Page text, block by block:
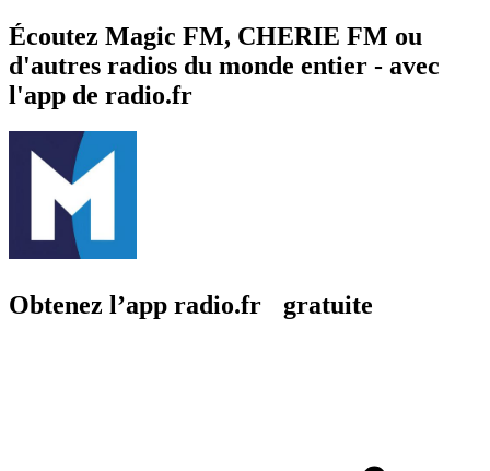
Écoutez Magic FM, CHERIE FM ou
d'autres radios du monde entier - avec
l'app de radio.fr
Obtenez l’app radio.fr gratuite